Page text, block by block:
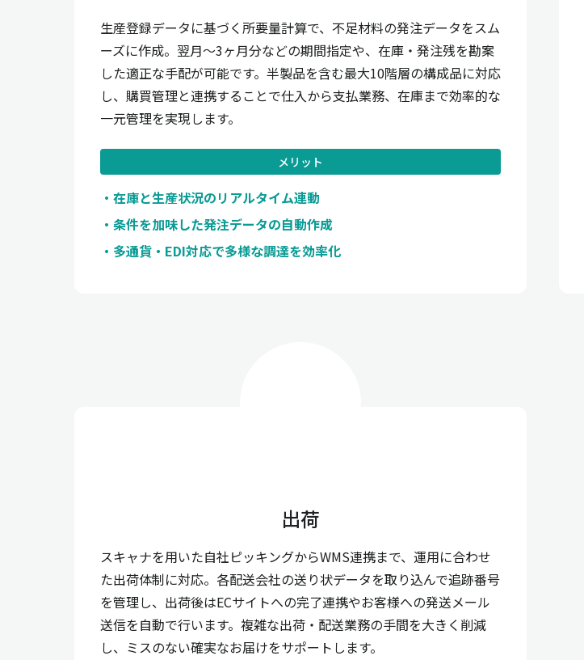
生産登録データに基づく所要量計算で、不足材料の発注データをスム
ーズに作成。翌月〜3ヶ月分などの期間指定や、在庫・発注残を勘案
した適正な手配が可能です。半製品を含む最大10階層の構成品に対応
し、購買管理と連携することで仕入から支払業務、在庫まで効率的な
一元管理を実現します。
メリット
在庫と生産状況のリアルタイム連動
条件を加味した発注データの自動作成
多通貨・EDI対応で多様な調達を効率化
出荷
スキャナを用いた自社ピッキングからWMS連携まで、運用に合わせ
た出荷体制に対応。各配送会社の送り状データを取り込んで追跡番号
を管理し、出荷後はECサイトへの完了連携やお客様への発送メール
送信を自動で行います。複雑な出荷・配送業務の手間を大きく削減
し、ミスのない確実なお届けをサポートします。